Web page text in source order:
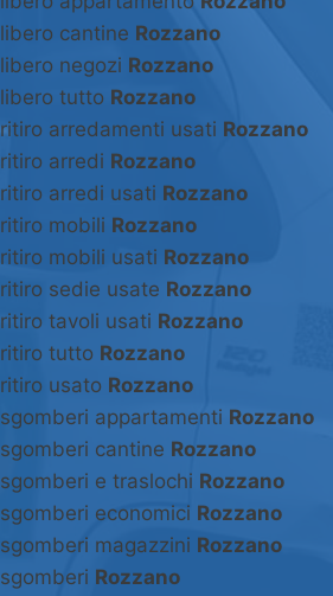
libero cantine Rozzano
libero negozi Rozzano
libero tutto Rozzano
ritiro arredamenti usati Rozzano
ritiro arredi Rozzano
ritiro arredi usati Rozzano
ritiro mobili Rozzano
ritiro mobili usati Rozzano
ritiro sedie usate Rozzano
ritiro tavoli usati Rozzano
ritiro tutto Rozzano
ritiro usato Rozzano
sgomberi appartamenti Rozzano
sgomberi cantine Rozzano
sgomberi e traslochi Rozzano
sgomberi economici Rozzano
sgomberi magazzini Rozzano
sgomberi Rozzano